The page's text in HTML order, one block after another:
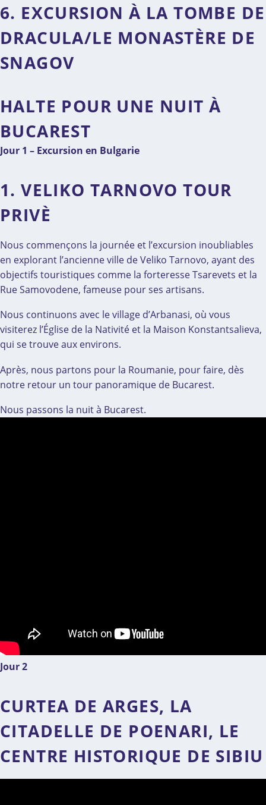
6. EXCURSION À LA TOMBE DE
DRACULA/LE MONASTÈRE DE
SNAGOV
HALTE POUR UNE NUIT À
BUCAREST
Jour 1 – Excursion en Bulgarie
1. VELIKO TARNOVO TOUR
PRIVÈ
Nous commençons la journée et l’excursion inoubliables
en explorant l’ancienne ville de Veliko Tarnovo, ayant des
objectifs touristiques comme la forteresse Tsarevets et la
Rue Samovodene, fameuse pour ses artisans.
Nous continuons avec le village d’Arbanasi, où vous
visiterez l’Église de la Nativité et la Maison Konstantsalieva,
qui se trouve aux environs.
Après, nous partons pour la Roumanie, pour faire, dès
notre retour un tour panoramique de Bucarest.
Nous passons la nuit à Bucarest.
Jour 2
CURTEA DE ARGES, LA
CITADELLE DE POENARI, LE
CENTRE HISTORIQUE DE SIBIU